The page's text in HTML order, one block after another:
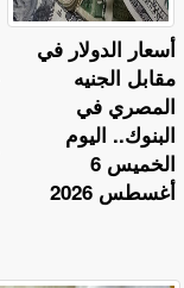
أسعار الدولار في
مقابل الجنيه
المصري في
البنوك.. اليوم
الخميس 6
أغسطس 2026